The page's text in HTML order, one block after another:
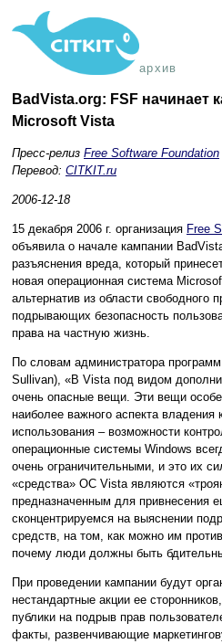
архив
BadVista.org: FSF начинает
Microsoft Vista
Пресс-релиз Free Software Foundation
Перевод: CITKIT.ru
2006-12-18
15 декабря 2006 г. организация Free
объявила о начале кампании
разъяснения вреда, который
новая операционная система
альтернатив из области свободного
подрывающих безопасность
права на частную жизнь.
По словам администратора
Sullivan), «В Vista под видом
очень опасные вещи. Эти вещи
наиболее важного аспекта владения
использования – возможности
операционные системы Windows
очень ограничительными, и это их
«средства» ОС Vista являются
предназначенным для привнесения
сконцентрируемся на выяснении
средств, на том, как можно им
почему люди должны быть
При проведении кампании будут
нестандартные акции ее
публики на подрыв прав
факты, развенчивающие